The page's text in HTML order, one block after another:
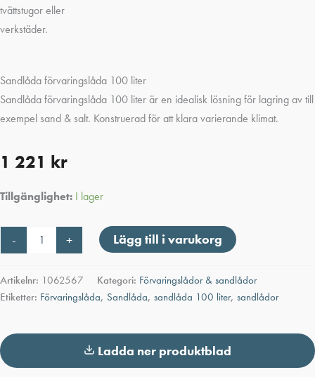
Sandlåda förvaringslåda 100 liter
Sandlåda förvaringslåda 100 liter är en idealisk lösning för lagring av till
exempel sand & salt. Konstruerad för att klara varierande klimat.
1 221 kr
Tillgänglighet: I lager
-
förvaringslåda
liter
+ Lägg till i varukorg
Artikelnr: 1062567 Kategori: Förvaringslådor & sandlådor
Etiketter: Förvaringslåda, Sandlåda, sandlåda 100 liter, sandlådor
Ladda ner produktblad